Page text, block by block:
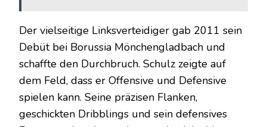
Der vielseitige Linksverteidiger gab 2011 sein
Debüt bei Borussia Mönchengladbach und
schaffte den Durchbruch. Schulz zeigte auf
dem Feld, dass er Offensive und Defensive
spielen kann. Seine präzisen Flanken,
geschickten Dribblings und sein defensives